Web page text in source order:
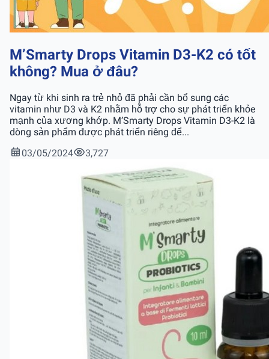
M’Smarty Drops Vitamin D3-K2 có tốt
không? Mua ở đâu?
Ngay từ khi sinh ra trẻ nhỏ đã phải cần bổ sung các
vitamin như D3 và K2 nhằm hỗ trợ cho sự phát triển khỏe
mạnh của xương khớp. M’Smarty Drops Vitamin D3-K2 là
dòng sản phẩm được phát triển riêng để...
03/05/2024
3,727